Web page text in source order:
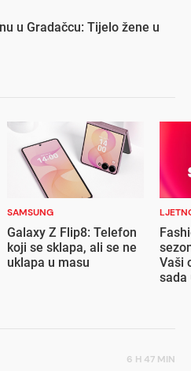
u Gradačcu: Tijelo žene u
SAMSUNG
Galaxy Z Flip8: Telefon
koji se sklapa, ali se ne
uklapa u masu
Vaši
sada
6 H 47 MIN